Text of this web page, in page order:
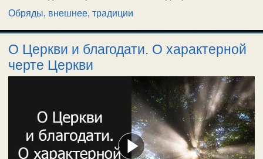
Обряды, внешнее, традиции
О Церкви и благодати. О характерной
черте Церкви